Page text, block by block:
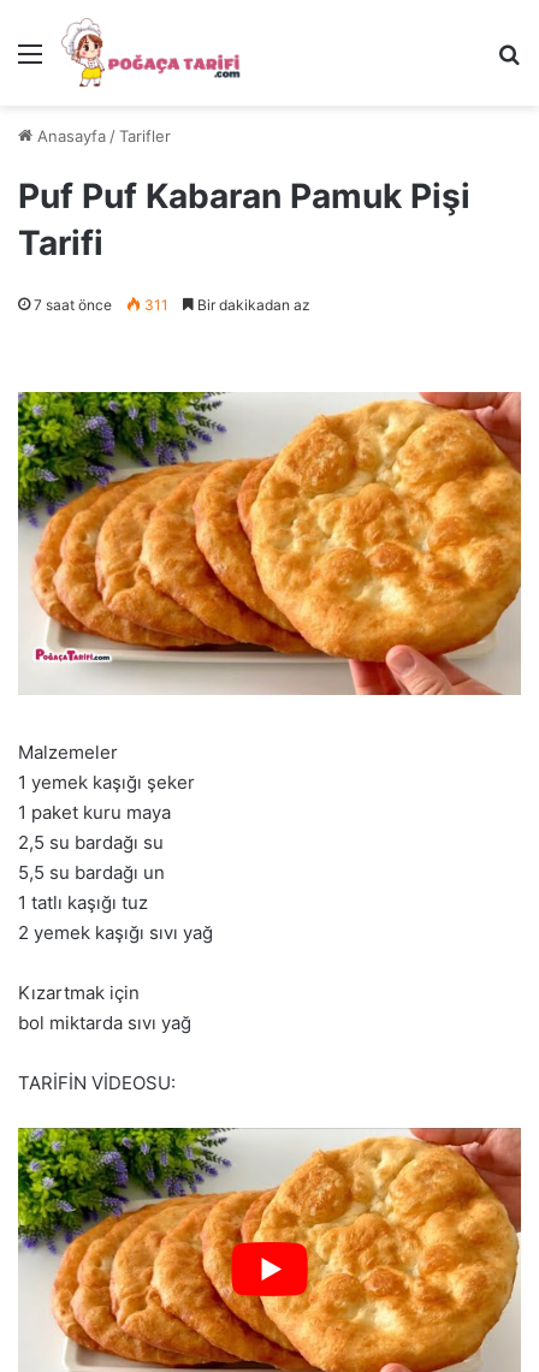
Menü
Anasayfa /Tarifler
Puf Puf Kabaran Pamuk Pişi
Tarifi
7 saat önce 311 Bir dakikadan az
Malzemeler
1 yemek kaşığı şeker
1 paket kuru maya
2,5 su bardağı su
5,5 su bardağı un
1 tatlı kaşığı tuz
2 yemek kaşığı sıvı yağ
Kızartmak için
bol miktarda sıvı yağ
TARİFİN VİDEOSU: